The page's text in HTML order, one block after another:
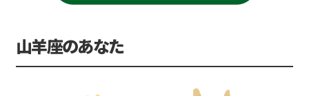
山羊座のあなた